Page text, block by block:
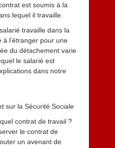
est soumis à la
lequel il travaille.
travaille dans la
l’étranger pour une
du détachement varie
le salarié est
dans notre
sur la Sécurité Sociale
contrat de travail ?
le contrat de
un avenant de